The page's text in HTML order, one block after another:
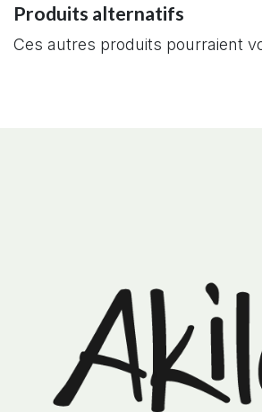
Produits alternatifs
Ces autres produits pourraient